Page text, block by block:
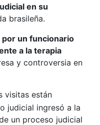
en su
brasileña.
un funcionario
a la terapia
y controversia en
visitas están
judicial ingresó a la
un proceso judicial